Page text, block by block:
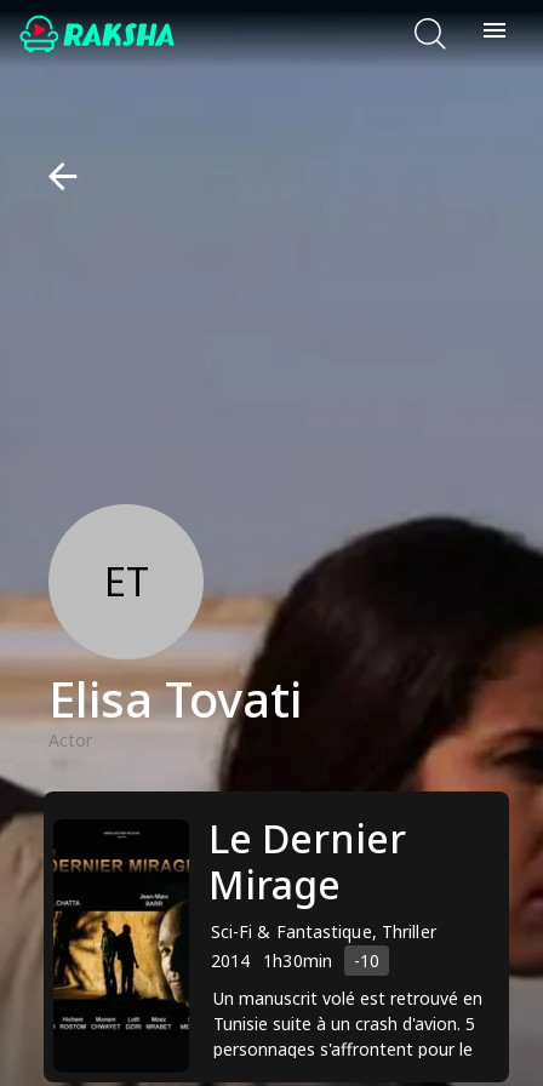
ET
Elisa Tovati
Actor
Le Dernier
Mirage
Sci-Fi & Fantastique, Thriller
2014
1h30min
-10
Un manuscrit volé est retrouvé en
Tunisie suite à un crash d'avion. 5
personnages s'affrontent pour le